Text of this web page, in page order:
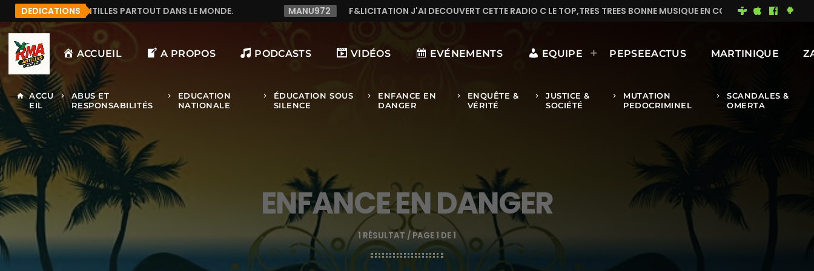
DEDICATIONS
PARTOUT DANS LE MONDE. MANU972 F&LICITATION J'AI DECOUVERT CETTE RADIO C LE TOP,TRES TREES BONNE MUSIQUE EN CONTINUE MIMI DU 93 BONNE
ACCUEIL A PROPOS PODCASTS VIDÉOS EVÉNEMENTS EQUIPE PEPSEEACTUS MARTINIQUE
home
ACCU
EIL
keyboard_arrow_right
ABUS ET
RESPONSABILITÉS
keyboard_arrow_right
EDUCATION
NATIONALE
keyboard_arrow_right
ÉDUCATION SOUS
SILENCE
keyboard_arrow_right
ENFANCE EN
DANGER
keyboard_arrow_right
ENQUÊTE &
VÉRITÉ
keyboard_arrow_right
JUSTICE &
SOCIÉTÉ
keyboard_arrow_right
MUTATION
PEDOCRIMINEL
keyboard_arrow_right
SCANDALES &
OMERTA
ENFANCE EN DANGER
1 RÉSULTAT / PAGE 1 DE 1